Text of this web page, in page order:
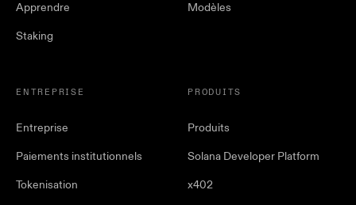
Apprendre
Staking
Modèles
ENTREPRISE
Entreprise
Paiements institutionnels
Tokenisation
PRODUITS
Produits
Solana Developer Platform
x402